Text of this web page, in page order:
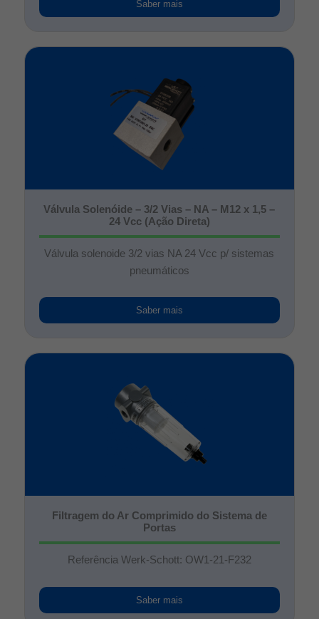
Saber mais
Válvula Solenóide – 3/2 Vias – NA – M12 x 1,5 –
24 Vcc (Ação Direta)
Válvula solenoide 3/2 vias NA 24 Vcc p/ sistemas
pneumáticos
Saber mais
Filtragem do Ar Comprimido do Sistema de
Portas
Referência Werk-Schott: OW1-21-F232
Saber mais